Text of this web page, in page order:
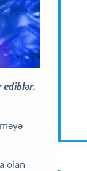
ediblər.
olan